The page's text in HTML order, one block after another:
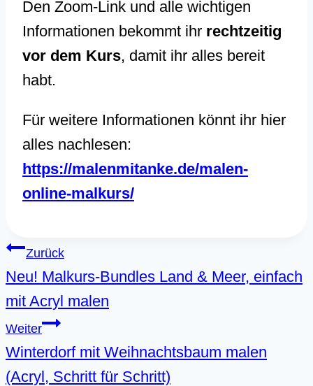
Den Zoom-Link und alle wichtigen
Informationen bekommt ihr rechtzeitig
vor dem Kurs, damit ihr alles bereit
habt.
Für weitere Informationen könnt ihr hier
alles nachlesen:
https://malenmitanke.de/malen-
online-malkurs/
Beitragsnavigation
Zurück
Neu! Malkurs-Bundles Land & Meer, einfach
mit Acryl malen
Weiter
Winterdorf mit Weihnachtsbaum malen
(Acryl, Schritt für Schritt)